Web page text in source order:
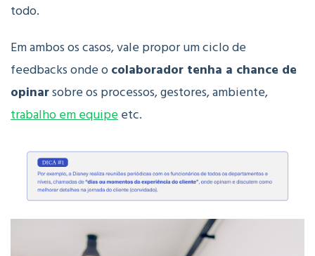
todo.
Em ambos os casos, vale propor um ciclo de
feedbacks onde ocolaborador tenha a chance de
opinarsobre os processos, gestores, ambiente,
trabalho em equipeetc.